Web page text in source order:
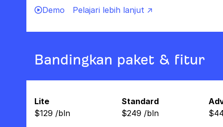
Demo
Pelajari lebih lanjut ↗
Bandingkan paket & fitur
Lite
$129 /bln
Standard
$249 /bln
$